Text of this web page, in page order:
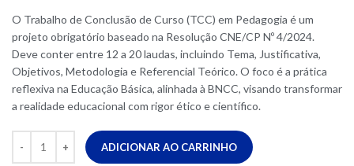
O Trabalho de Conclusão de Curso (TCC) em Pedagogia é um
projeto obrigatório baseado na Resolução CNE/CP Nº 4/2024.
Deve conter entre 12 a 20 laudas, incluindo Tema, Justificativa,
Objetivos, Metodologia e Referencial Teórico. O foco é a prática
reflexiva na Educação Básica, alinhada à BNCC, visando transformar
a realidade educacional com rigor ético e científico.
ADICIONAR AO CARRINHO